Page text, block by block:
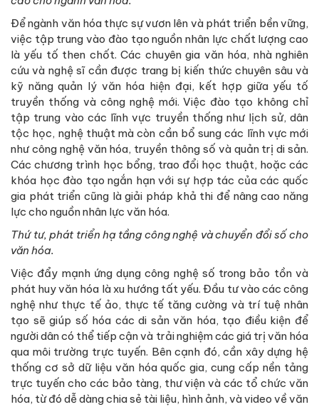
Để ngành văn hóa thực sự vươn lên và phát triển bền vững,
việc tập trung vào đào tạo nguồn nhân lực chất lượng cao
là yếu tố then chốt. Các chuyên gia văn hóa, nhà nghiên
cứu và nghệ sĩ cần được trang bị kiến thức chuyên sâu và
kỹ năng quản lý văn hóa hiện đại, kết hợp giữa yếu tố
truyền thống và công nghệ mới. Việc đào tạo không chỉ
tập trung vào các lĩnh vực truyền thống như lịch sử, dân
tộc học, nghệ thuật mà còn cần bổ sung các lĩnh vực mới
như công nghệ văn hóa, truyền thông số và quản trị di sản.
Các chương trình học bổng, trao đổi học thuật, hoặc các
khóa học đào tạo ngắn hạn với sự hợp tác của các quốc
gia phát triển cũng là giải pháp khả thi để nâng cao năng
lực cho nguồn nhân lực văn hóa.
Thứ tư, phát triển hạ tầng công nghệ và chuyển đổi số cho
văn hóa.
Việc đẩy mạnh ứng dụng công nghệ số trong bảo tồn và
phát huy văn hóa là xu hướng tất yếu. Đầu tư vào các công
nghệ như thực tế ảo, thực tế tăng cường và trí tuệ nhân
tạo sẽ giúp số hóa các di sản văn hóa, tạo điều kiện để
người dân có thể tiếp cận và trải nghiệm các giá trị văn hóa
qua môi trường trực tuyến. Bên cạnh đó, cần xây dựng hệ
thống cơ sở dữ liệu văn hóa quốc gia, cung cấp nền tảng
trực tuyến cho các bảo tàng, thư viện và các tổ chức văn
hóa, từ đó dễ dàng chia sẻ tài liệu, hình ảnh, và video về văn